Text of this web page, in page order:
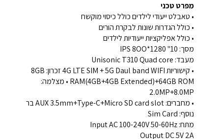
מפרט טכני
• טאבלט ייעודי לילדים כולל כיסוי מוקשח
• כולל הגדרות שונות לבקרת הורים
• כולל אפליקציות ייעודיות לילדים
מסך: 10" 1280*IPS 8OO
מעבד: Unisonic T310 Quad core
• קישוריות 4G LTE SIM + 5G Daul band WIFI זכרון: 8GB
RAM(4GB+4GB Extended)+64GB ROM • מצלמה:
2.0MP+8.0MP
• מחברים: AUX 3.5mm+Type-C+Micro SD card slot בר
נוסף: Sim Card
מתח: Input AC 100-240V 50-60Hz
Output DC 5V 2A